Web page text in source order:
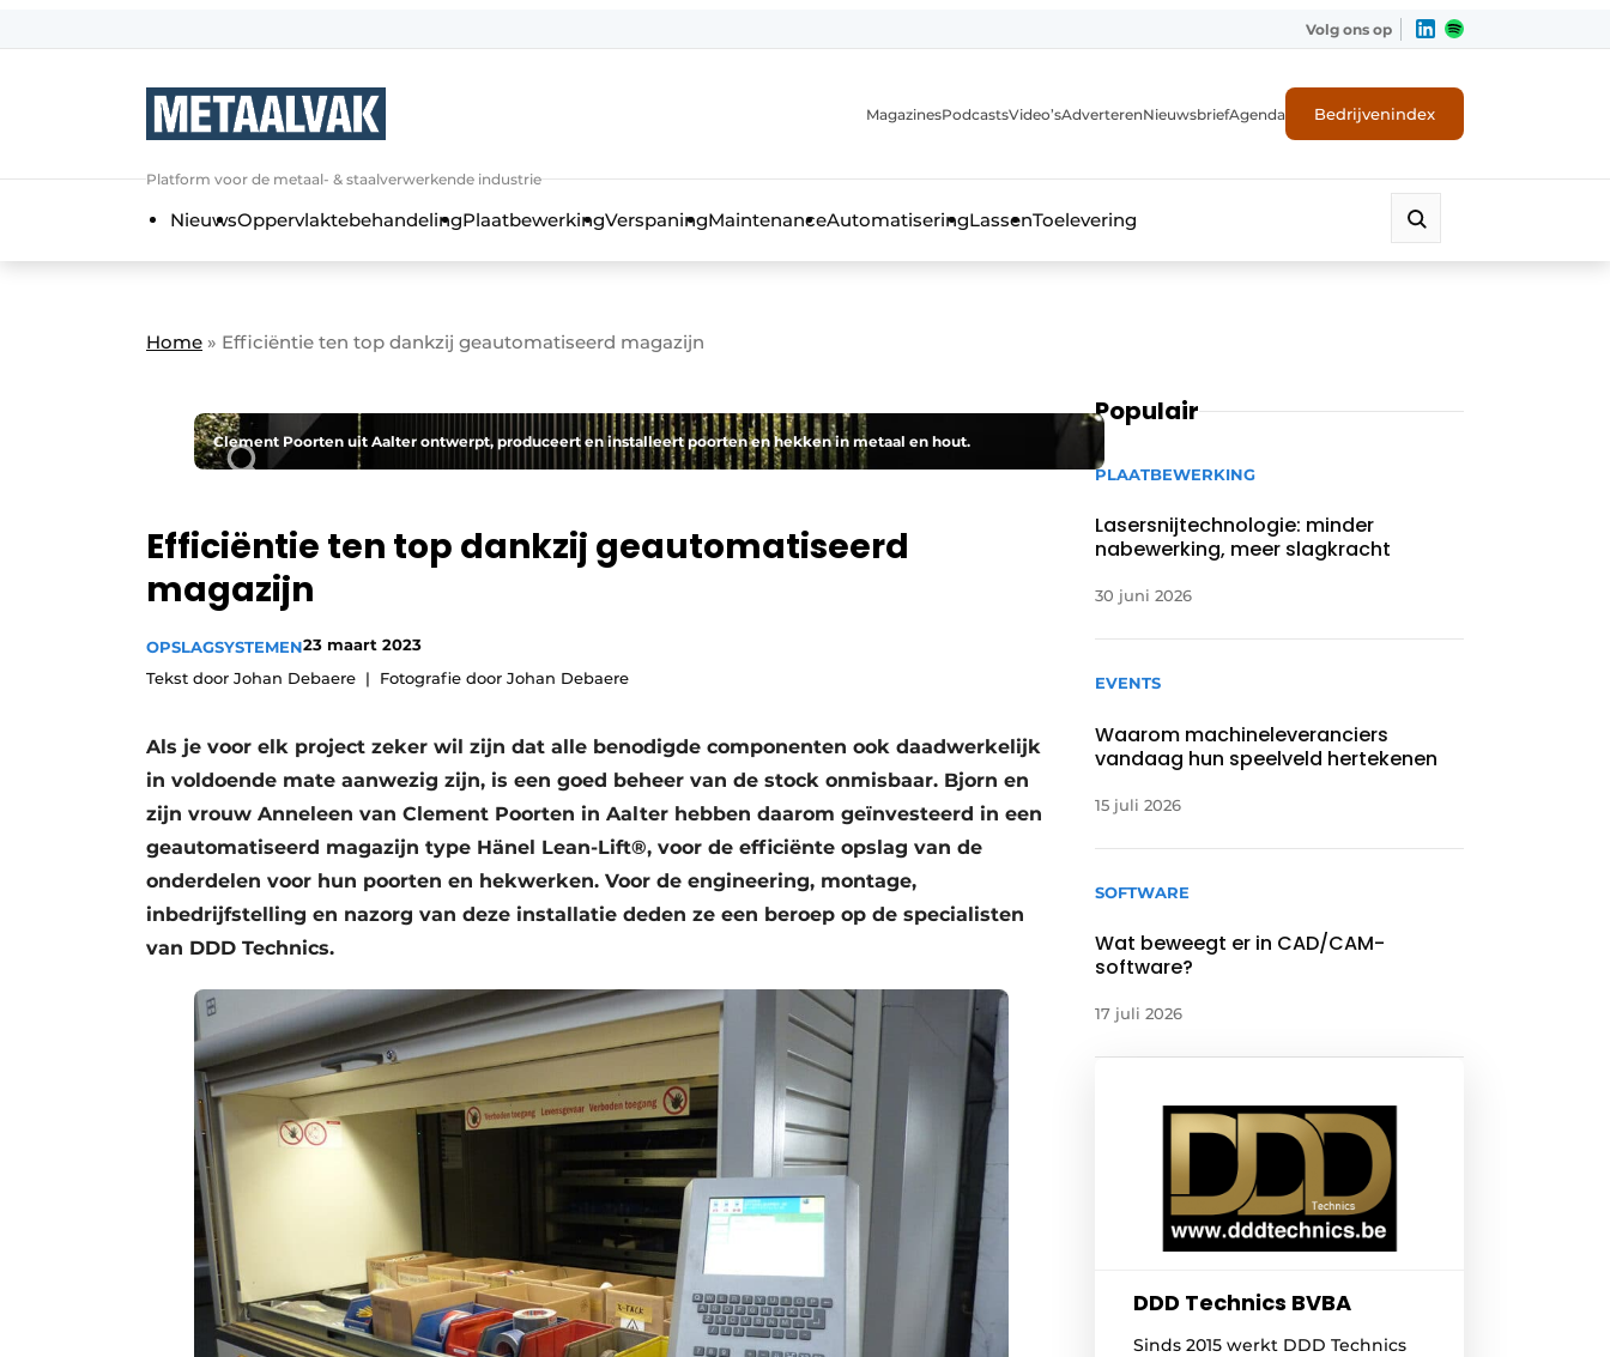
Algemene voorwaarden
Direct contact
Nieuwsbrief
Vacature aanmelden
Vacatures
Video’s
Volg ons op
Platform voor de metaal- & staalverwerkende industrie
MagazinesPodcastsVideo’sAdverterenNieuwsbriefAgenda Bedrijvenindex
NieuwsOppervlaktebehandelingPlaatbewerkingVerspaningMaintenanceAutomatiseringLassenToelevering
Home » Efficiëntie ten top dankzij geautomatiseerd magazijn
Clement Poorten uit Aalter ontwerpt, produceert en installeert poorten en hekken in metaal en hout.
Efficiëntie ten top dankzij geautomatiseerd
magazijn
OPSLAGSYSTEMEN23 maart 2023
Tekst door Johan Debaere
Fotografie door Johan Debaere
Als je voor elk project zeker wil zijn dat alle benodigde componenten ook daadwerkelijk
in voldoende mate aanwezig zijn, is een goed beheer van de stock onmisbaar. Bjorn en
zijn vrouw Anneleen van Clement Poorten in Aalter hebben daarom geïnvesteerd in een
geautomatiseerd magazijn type Hänel Lean-Lift®, voor de efficiënte opslag van de
onderdelen voor hun poorten en hekwerken. Voor de engineering, montage,
inbedrijfstelling en nazorg van deze installatie deden ze een beroep op de specialisten
van DDD Technics.
Populair
PLAATBEWERKING
Lasersnijtechnologie: minder
nabewerking, meer slagkracht
30 juni 2026
EVENTS
Waarom machineleveranciers
vandaag hun speelveld hertekenen
15 juli 2026
SOFTWARE
Wat beweegt er in CAD/CAM-
software?
17 juli 2026
DDD Technics BVBA
Sinds 2015 werkt DDD Technics